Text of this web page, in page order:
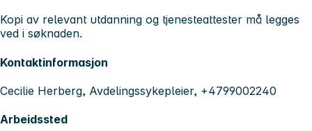
Kopi av relevant utdanning og tjenesteattester må legges
ved i søknaden.
Kontaktinformasjon
Cecilie Herberg, Avdelingssykepleier, +4799002240
Arbeidssted